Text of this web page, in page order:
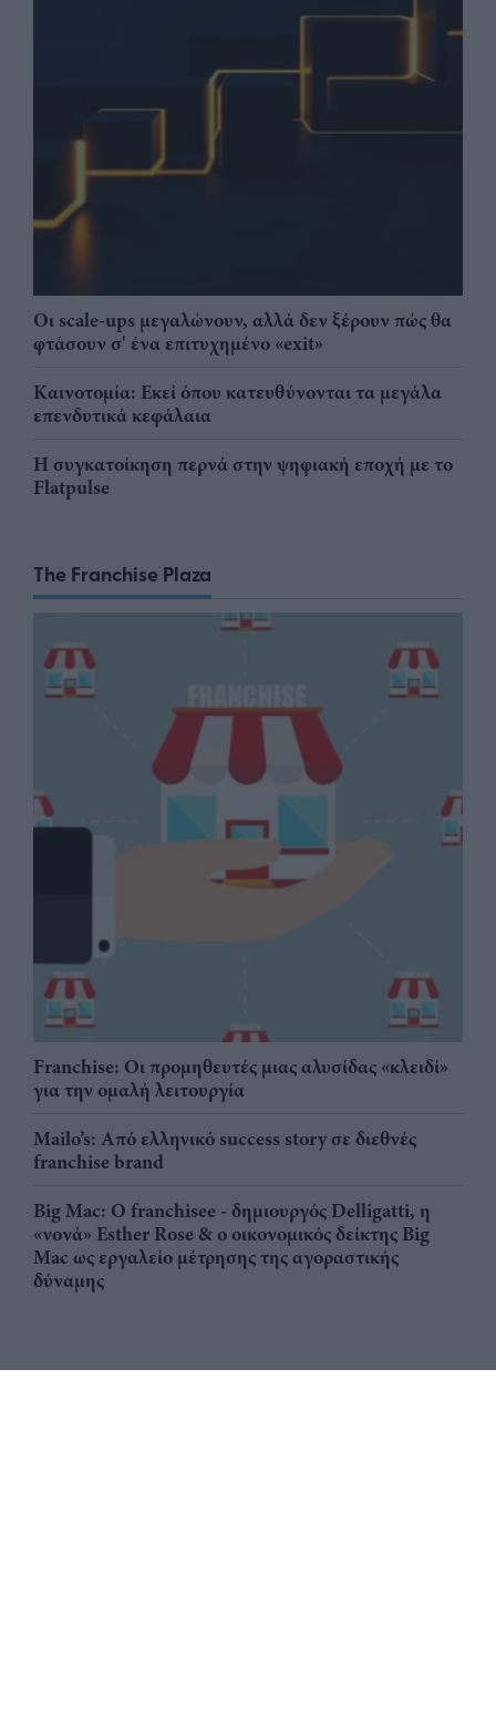
Οι scale-ups μεγαλώνουν, αλλά δεν ξέρουν πώς θα
φτάσουν σ' ένα επιτυχημένο «exit»
Καινοτομία: Εκεί όπου κατευθύνονται τα μεγάλα
επενδυτικά κεφάλαια
Η συγκατοίκηση περνά στην ψηφιακή εποχή με το
Flatpulse
The Franchise Plaza
Franchise: Οι προμηθευτές μιας αλυσίδας «κλειδί»
για την ομαλή λειτουργία
Mailo’s: Από ελληνικό success story σε διεθνές
franchise brand
Big Mac: Ο franchisee - δημιουργός Delligatti, η
«νονά» Esther Rose & ο οικονομικός δείκτης Big
Mac ως εργαλείο μέτρησης της αγοραστικής
δύναμης